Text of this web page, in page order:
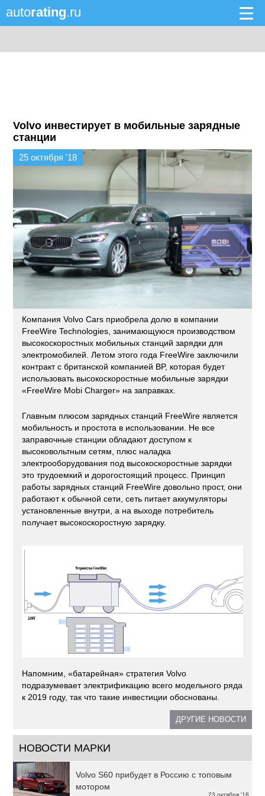
autorating.ru
Volvo инвестирует в мобильные зарядные
станции
25 октября '18
Компания Volvo Cars приобрела долю в компании
FreeWire Technologies, занимающуюся производством
высокоскоростных мобильных станций зарядки для
электромобилей. Летом этого года FreeWire заключили
контракт с британской компанией BP, которая будет
использовать высокоскоростные мобильные зарядки
«FreeWire Mobi Charger» на заправках.
Главным плюсом зарядных станций FreeWire является
мобильность и простота в использовании. Не все
заправочные станции обладают доступом к
высоковольтным сетям, плюс наладка
электрооборудования под высокоскоростные зарядки
это трудоемкий и дорогостоящий процесс. Принцип
работы зарядных станций FreeWire довольно прост, они
работают к обычной сети, сеть питает аккумуляторы
установленные внутри, а на выходе потребитель
получает высокоскоростную зарядку.
Напомним, «батарейная» стратегия Volvo
подразумевает электрификацию всего модельного ряда
к 2019 году, так что такие инвестиции обоснованы.
ДРУГИЕ НОВОСТИ
НОВОСТИ МАРКИ
23 октября '18
Volvo S60 прибудет в Россию с топовым
мотором